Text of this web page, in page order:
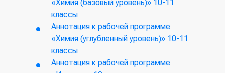
«Химия (базовый уровень)» 10-11
классы
Аннотация к рабочей программе
«Химия (углубленный уровень)» 10-11
классы
Аннотация к рабочей программе